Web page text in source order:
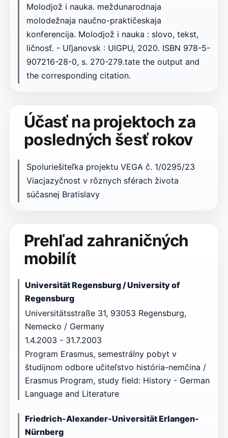
Molodjož i nauka. meždunarodnaja
molodežnaja naučno-praktičeskaja
konferencija. Molodjož i nauka : slovo, tekst,
ličnosť. - Uľjanovsk : UlGPU, 2020. ISBN 978-5-
907216-28-0, s. 270-279.tate the output and
the corresponding citation.
Účasť na projektoch za
posledných šesť rokov
Spoluriešiteľka projektu VEGA č. 1/0295/23
Viacjazyčnost v rôznych sférach života
súčasnej Bratislavy
Prehľad zahraničných
mobilít
Universität Regensburg / University of
Regensburg
Universitätsstraße 31, 93053 Regensburg,
Nemecko / Germany
1.4.2003 - 31.7.2003
Program Erasmus, semestrálny pobyt v
študijnom odbore učiteľstvo história-nemčina /
Erasmus Program, study field: History - German
Language and Literature
Friedrich-Alexander-Universität Erlangen-
Nürnberg